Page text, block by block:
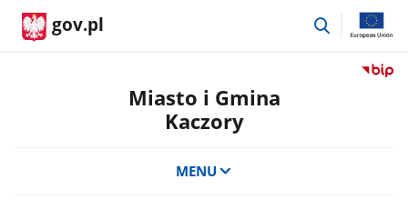
gov.pl
przejdź
Przejdź
Miasto i Gmina
Kaczory
MENU